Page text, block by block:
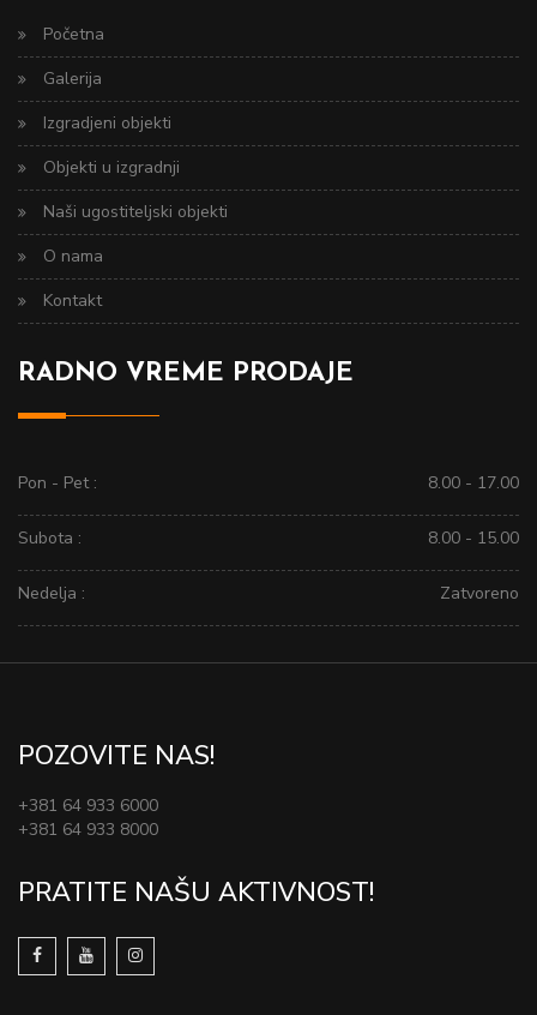
Početna
Galerija
Izgradjeni objekti
Objekti u izgradnji
Naši ugostiteljski objekti
O nama
Kontakt
RADNO VREME PRODAJE
Pon - Pet : 8.00 - 17.00
Subota : 8.00 - 15.00
Nedelja : Zatvoreno
POZOVITE NAS!
+381 64 933 6000
+381 64 933 8000
PRATITE NAŠU AKTIVNOST!